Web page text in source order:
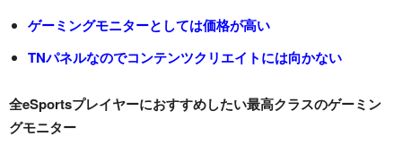
ゲーミングモニターとしては価格が高い
TNパネルなのでコンテンツクリエイトには向かない
全eSportsプレイヤーにおすすめしたい最高クラスのゲーミン
グモニター